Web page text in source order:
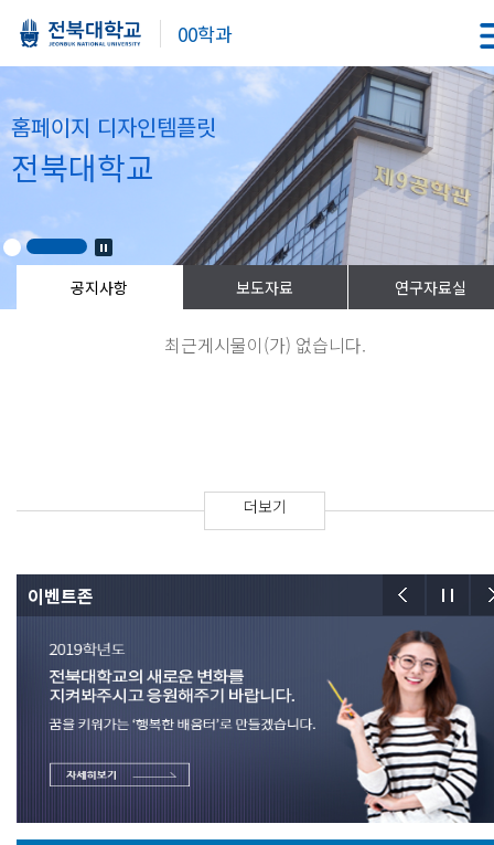
00학과
홈페이지 디자인템플릿
전북대학교
최근게시물이(가) 없습니다.
더보기
이벤트존